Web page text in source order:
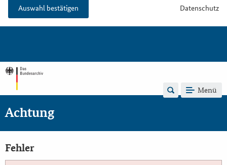
Auswahl bestätigen Datenschutz
Menü
Achtung
Fehler